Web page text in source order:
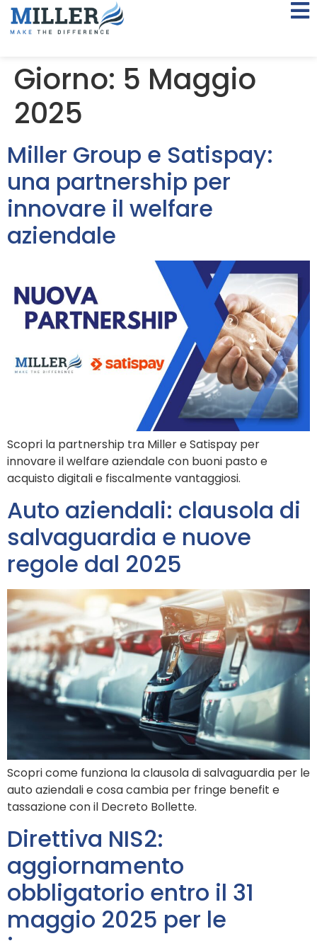
Giorno: 5 Maggio
2025
Miller Group e Satispay:
una partnership per
innovare il welfare
aziendale
Scopri la partnership tra Miller e Satispay per
innovare il welfare aziendale con buoni pasto e
acquisto digitali e fiscalmente vantaggiosi.
Auto aziendali: clausola di
salvaguardia e nuove
regole dal 2025
Scopri come funziona la clausola di salvaguardia per le
auto aziendali e cosa cambia per fringe benefit e
tassazione con il Decreto Bollette.
Direttiva NIS2:
aggiornamento
obbligatorio entro il 31
maggio 2025 per le